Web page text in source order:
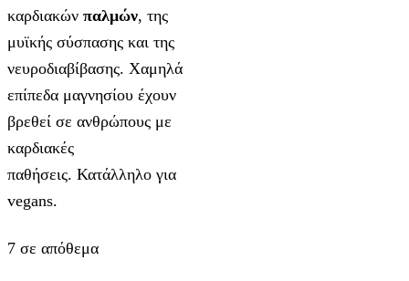
καρδιακών παλμών, της
μυϊκής σύσπασης και της
νευροδιαβίβασης. Χαμηλά
επίπεδα μαγνησίου έχουν
βρεθεί σε ανθρώπους με
καρδιακές
παθήσεις. Κατάλληλο για
vegans.
7 σε απόθεμα